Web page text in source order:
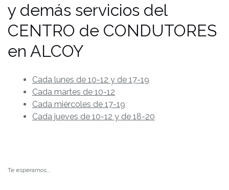
y demás servicios del
CENTRO de CONDUTORES
en ALCOY
Cada lunes de 10-12 y de 17-19
Cada martes de 10-12
Cada miércoles de 17-19
Cada jueves de 10-12 y de 18-20
Te esperamos…